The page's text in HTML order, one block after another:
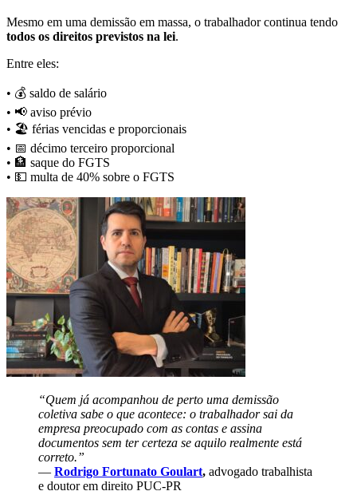
Mesmo em uma demissão em massa, o trabalhador continua tendo
todos os direitos previstos na lei.
Entre eles:
• 💰 saldo de salário
• 📢 aviso prévio
• 🏖️ férias vencidas e proporcionais
• 📅 décimo terceiro proporcional
• 🏦 saque do FGTS
• 💵 multa de 40% sobre o FGTS
“Quem já acompanhou de perto uma demissão
coletiva sabe o que acontece: o trabalhador sai da
empresa preocupado com as contas e assina
documentos sem ter certeza se aquilo realmente está
correto.”
— Rodrigo Fortunato Goulart, advogado trabalhista
e doutor em direito PUC-PR